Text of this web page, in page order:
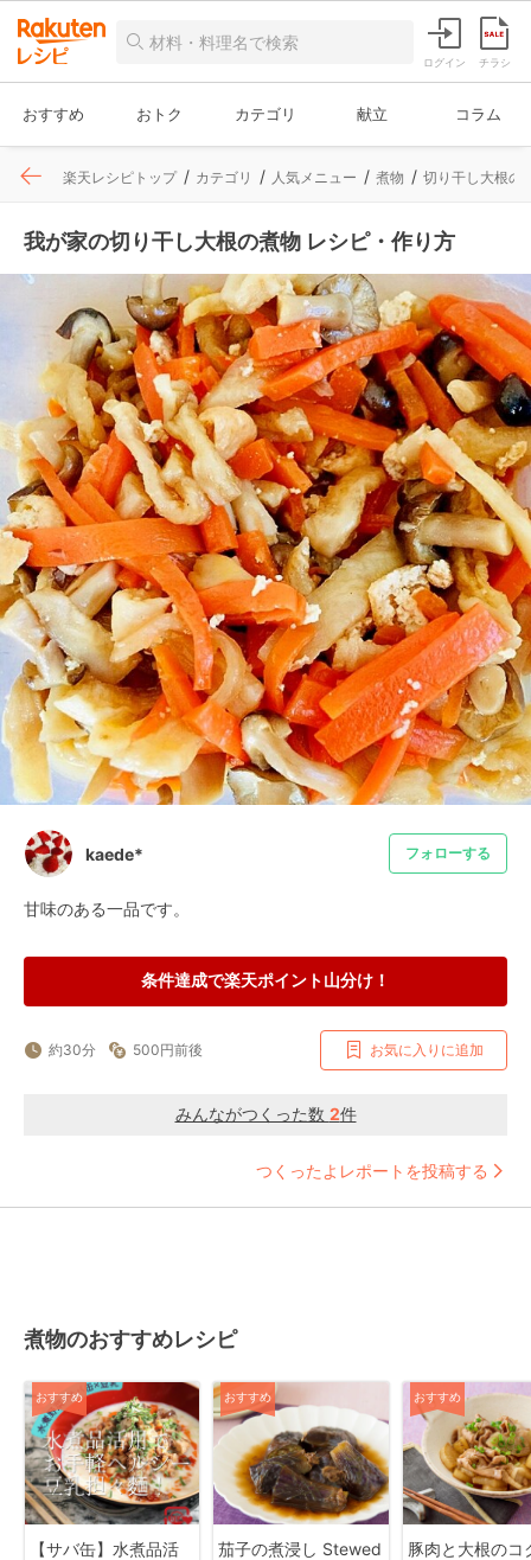
ログイン チラシ
おすすめ おトク カテゴリ 献立 コラム
楽天レシピトップ カテゴリ 人気メニュー 煮物 切り干し大根の
我が家の切り干し大根の煮物 レシピ・作り方
kaede* フォローする
甘味のある一品です。
条件達成で楽天ポイント山分け！
約30分 500円前後 お気に入りに追加
みんながつくった数 2件
つくったよレポートを投稿する
煮物のおすすめレシピ
おすすめ
【サバ缶】水煮品活
おすすめ
茄子の煮浸し Stewed
おすすめ
豚肉と大根のコ